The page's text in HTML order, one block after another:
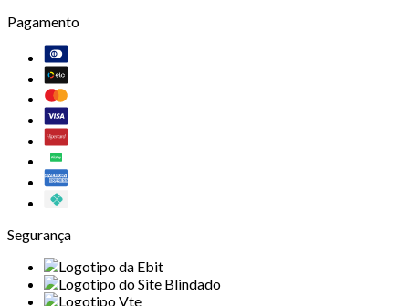
Pagamento
Segurança